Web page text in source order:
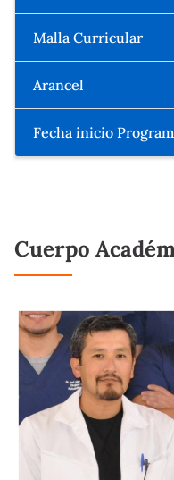
Malla Curricular
Arancel
Fecha inicio
Cuerpo